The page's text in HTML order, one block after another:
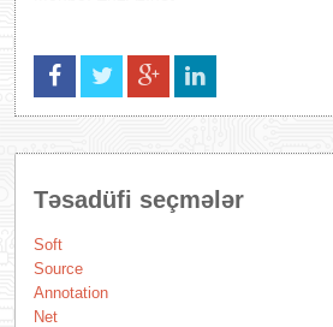
Təsadüfi seçmələr
Soft
Source
Annotation
Net